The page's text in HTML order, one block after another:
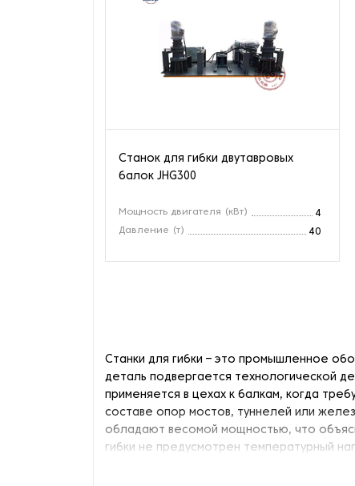
Станок для гибки двутавровых
балок JHG300
Мощность двигателя (кВт)
4
Давление (т)
40
Станки для гибки – это промышленное
деталь подвергается технологической
применяется в цехах к балкам, когда
составе опор мостов, туннелей или
обладают весомой мощностью, что
гибки не предусмотрен температурный